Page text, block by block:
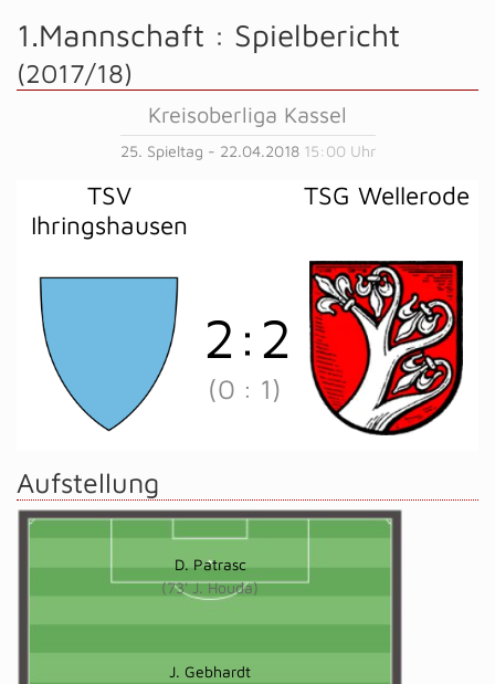
1.Mannschaft : Spielbericht
(2017/18)
Kreisoberliga Kassel
25. Spieltag - 22.04.2018 15:00 Uhr
TSV
Ihringshausen
TSG Wellerode
2 : 2
(0 : 1)
Aufstellung
D. Patrasc
(73' J. Houda)
J. Gebhardt